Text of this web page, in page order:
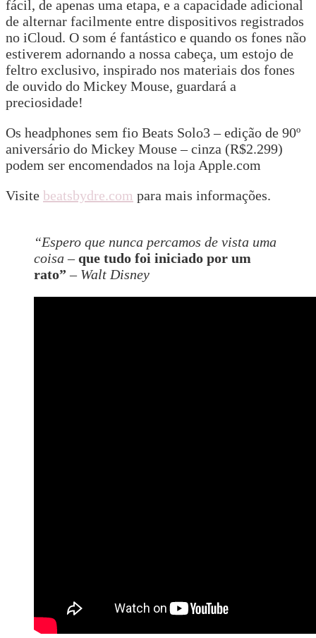
fácil, de apenas uma etapa, e a capacidade adicional
de alternar facilmente entre dispositivos registrados
no iCloud. O som é fantástico e quando os fones não
estiverem adornando a nossa cabeça, um estojo de
feltro exclusivo, inspirado nos materiais dos fones
de ouvido do Mickey Mouse, guardará a
preciosidade!
Os headphones sem fio Beats Solo3 – edição de 90º
aniversário do Mickey Mouse – cinza (R$2.299)
podem ser encomendados na loja Apple.com
Visite beatsbydre.com para mais informações.
“Espero que nunca percamos de vista uma
coisa –que tudo foi iniciado por um
rato” – Walt Disney